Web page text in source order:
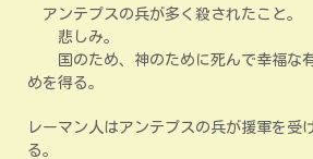
アンテプスの兵が多く殺されたこと。
悲しみ。
国のため、神のために死んで幸福な
めを得る。
レーマン人はアンテプスの兵が援軍を受
る。